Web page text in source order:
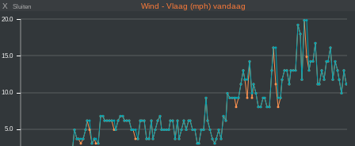
X Sluiten Wind - Vlaag (mph) vandaag